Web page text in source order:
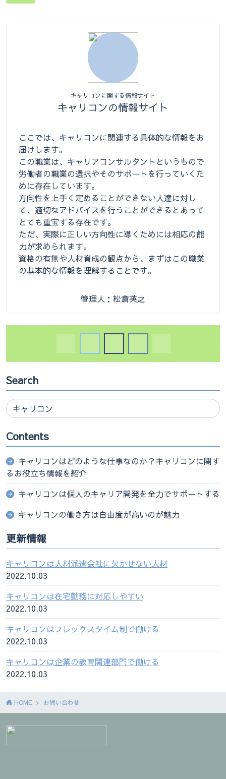
キャリコンに関する情報サイト
キャリコンの情報サイト
ここでは、キャリコンに関連する具体的な情報をお
届けします。
この職業は、キャリアコンサルタントというもので
労働者の職業の選択やそのサポートを行っていくた
めに存在しています。
方向性を上手く定めることができない人達に対し
て、適切なアドバイスを行うことができるとあって
とても重宝する存在です。
ただ、実際に正しい方向性に導くためには相応の能
力が求められます。
資格の有無や人材育成の観点から、まずはこの職業
の基本的な情報を理解することです。
管理人：松倉英之
Search
Contents
キャリコンはどのような仕事なのか？キャリコンに関す
るお役立ち情報を紹介
キャリコンは個人のキャリア開発を全力でサポートする
キャリコンの働き方は自由度が高いのが魅力
更新情報
キャリコンは人材派遣会社に欠かせない人材
2022.10.03
キャリコンは在宅勤務に対応しやすい
2022.10.03
キャリコンはフレックスタイム制で働ける
2022.10.03
キャリコンは企業の教育関連部門で働ける
2022.10.03
HOME お問い合わせ